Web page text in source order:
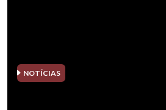
NOTÍCIAS